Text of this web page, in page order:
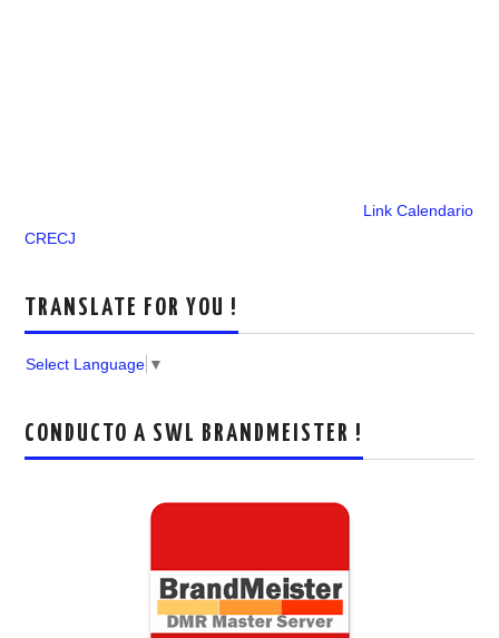
Link Calendario
CRECJ
TRANSLATE FOR YOU !
Select Language ▼
CONDUCTO A SWL BRANDMEISTER !